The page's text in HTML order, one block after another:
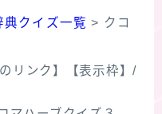
典クイズ一覧 > クコ
リンク】【表示枠】/